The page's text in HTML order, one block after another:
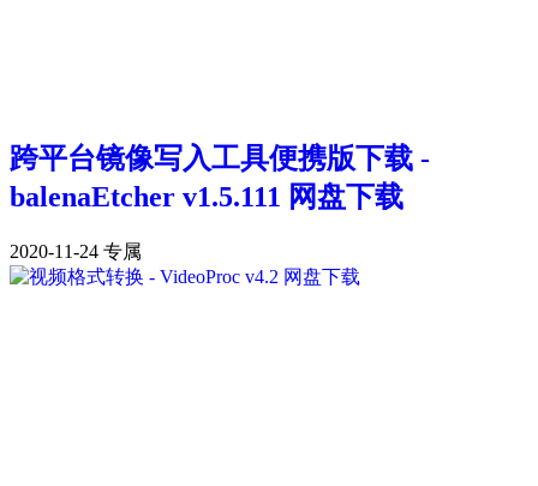
跨平台镜像写入工具便携版下载 -
balenaEtcher v1.5.111 网盘下载
2020-11-24 专属